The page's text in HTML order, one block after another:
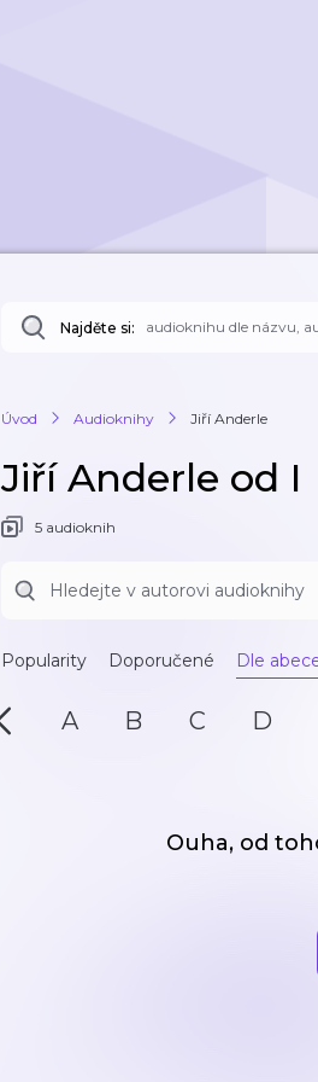
Najděte si:
Úvod Audioknihy Jiří Anderle
Jiří Anderle od I
5 audioknih
Popularity Doporučené Dle
A B C D
Ouha, od